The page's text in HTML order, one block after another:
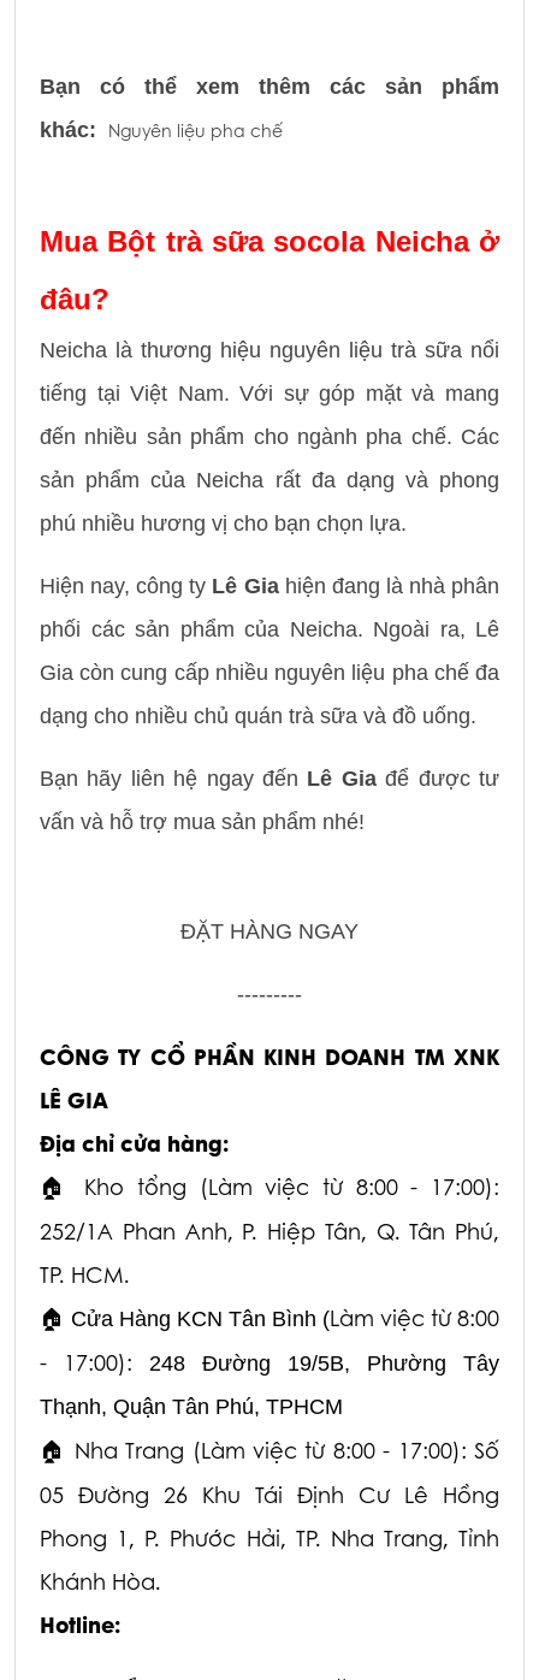
Bạn có thể xem thêm các sản phẩm
khác: Nguyên liệu pha chế
Mua Bột trà sữa socola Neicha ở
đâu?
Neicha là thương hiệu nguyên liệu trà sữa nổi
tiếng tại Việt Nam. Với sự góp mặt và mang
đến nhiều sản phẩm cho ngành pha chế. Các
sản phẩm của Neicha rất đa dạng và phong
phú nhiều hương vị cho bạn chọn lựa.
Hiện nay, công ty Lê Giahiện đang là nhà phân
phối các sản phẩm của Neicha. Ngoài ra, Lê
Gia còn cung cấp nhiều nguyên liệu pha chế đa
dạng cho nhiều chủ quán trà sữa và đồ uống.
Bạn hãy liên hệ ngay đến Lê Giađể được tư
vấn và hỗ trợ mua sản phẩm nhé!
ĐẶT HÀNG NGAY
---------
CÔNG TY CỔ PHẦN KINH DOANH TM XNK
LÊ GIA
Địa chỉ cửa hàng:
🏠 Kho tổng (Làm việc từ 8:00 - 17:00):
252/1A Phan Anh, P. Hiệp Tân, Q. Tân Phú,
TP. HCM.
🏠 Cửa Hàng KCN Tân Bình (Làm việc từ 8:00
- 17:00):
248 Đường 19/5B, Phường Tây
Thạnh, Quận Tân Phú, TPHCM
🏠 Nha Trang (Làm việc từ 8:00 - 17:00): Số
05 Đường 26 Khu Tái Định Cư Lê Hồng
Phong 1, P. Phước Hải, TP. Nha Trang, Tỉnh
Khánh Hòa.
Hotline: